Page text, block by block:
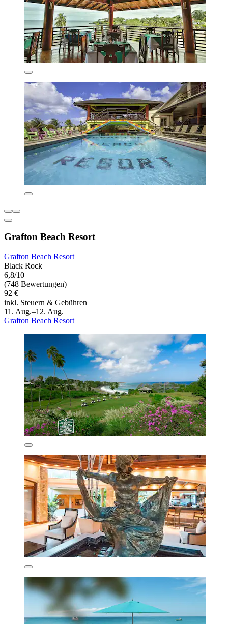
Grafton Beach Resort
Grafton Beach Resort
Black Rock
6,8/10
(748 Bewertungen)
92 €
inkl. Steuern & Gebühren
11. Aug.–12. Aug.
Grafton Beach Resort